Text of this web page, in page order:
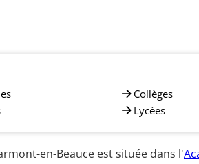
Collèges
Lycées
en-Beauce est située dans l'